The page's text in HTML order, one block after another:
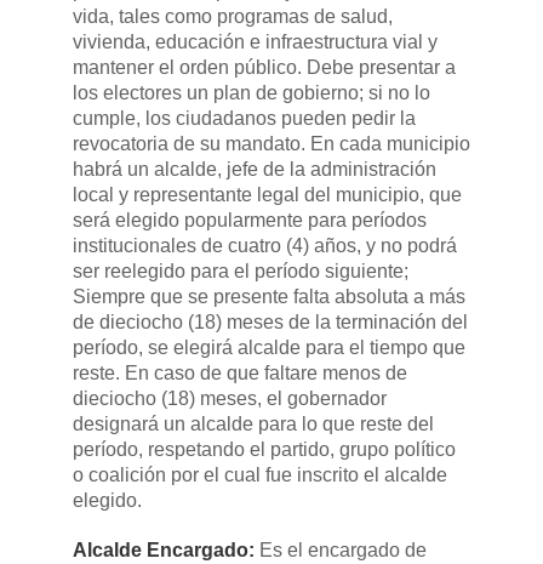
vida, tales como programas de salud,
vivienda, educación e infraestructura vial y
mantener el orden público. Debe presentar a
los electores un plan de gobierno; si no lo
cumple, los ciudadanos pueden pedir la
revocatoria de su mandato. En cada municipio
habrá un alcalde, jefe de la administración
local y representante legal del municipio, que
será elegido popularmente para períodos
institucionales de cuatro (4) años, y no podrá
ser reelegido para el período siguiente;
Siempre que se presente falta absoluta a más
de dieciocho (18) meses de la terminación del
período, se elegirá alcalde para el tiempo que
reste. En caso de que faltare menos de
dieciocho (18) meses, el gobernador
designará un alcalde para lo que reste del
período, respetando el partido, grupo político
o coalición por el cual fue inscrito el alcalde
elegido.​
Alcalde Encargado: Es el encargado de